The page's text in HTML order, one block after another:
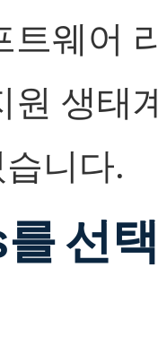
트웨어
원 생태
니다.
선